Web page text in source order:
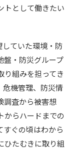
トとして働きたい
していた環境・防
・防災グループ
り組みを担ってき
危機管理、防災情
調査から被害想
からハードまでの
すぐの頃はわから
ひたむきに取り組